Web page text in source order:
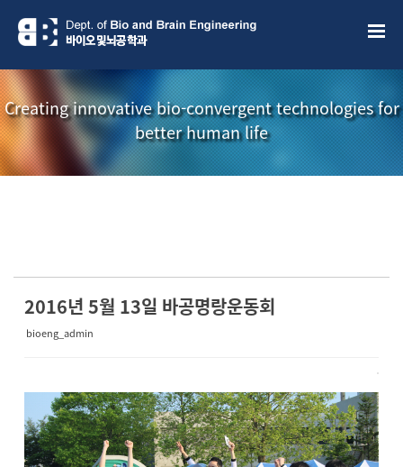
Creating innovative bio-convergent technologies for
better human life
소식지
2016년 5월 13일 바공명랑운동회
bioeng_admin